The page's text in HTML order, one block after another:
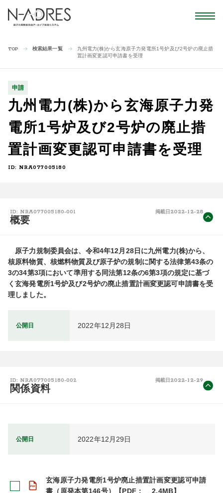
TOP 検索結果一覧
九州電力(株)から玄海原子力発電所1号炉及び2号炉の廃止措
置計画変更認可申請書を受理
申請
九州電力(株)から玄海原子力発
電所1号炉及び2号炉の廃止措
置計画変更認可申請書を受理
ID: NRA077005180
ID: NRA077005180-001 掲載日 2022-12-28
概要
原子力規制委員会は、令和4年12月28日に九州電力(株)から、
核原料物質、核燃料物質及び原子炉の規制に関する法律第43条の
3の34第3項において準用する同法第12条の6第3項の規定に基づ
く玄海発電所1号炉及び2号炉の廃止措置計画変更認可申請書を受
理しました。
公開日 2022年12月28日
ID: NRA077005180-002 掲載日 2022-12-29
関係資料
公開日 2022年12月29日
玄海原子力発電所1号炉廃止措置計画変更認可申請
書（原発本第146号）【PDF：__2.4MB】